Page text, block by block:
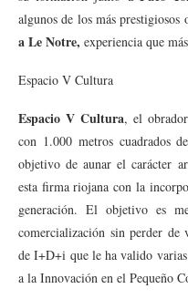
algunos de los más prestigiosos
a Le Notre, experiencia que
Espacio V Cultura
Espacio V Cultura, el
con 1.000 metros cuadrados
objetivo de aunar el carácter
esta firma riojana con la
generación. El objetivo es
comercialización sin perder de
de I+D+i que le ha valido
a la Innovación en el Pequeño